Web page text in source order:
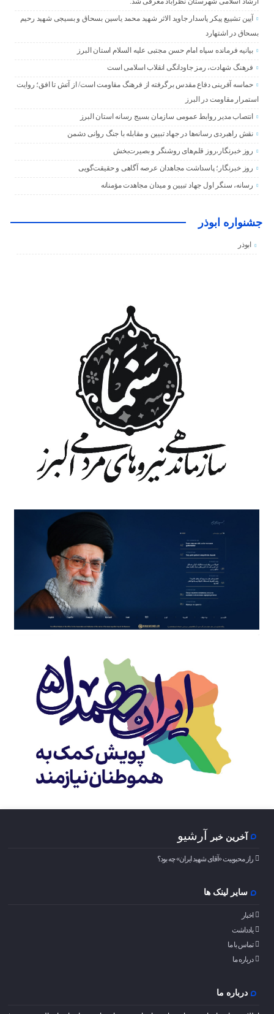
آیین تشییع پیکر پاسدار جاوید الاثر شهید محمد یاسین بسحاق و بسیجی شهید رحیم
بسحاق در اشتهارد
بیانیه فرمانده سپاه امام حسن مجتبی علیه السلام استان البرز
فرهنگ شهادت، رمز جاودانگی انقلاب اسلامی است
حماسه آفرینی دفاع مقدس برگرفته از فرهنگ مقاومت است/ از آتش تا افق؛ روایت
استمرار مقاومت در البرز
انتصاب مدیر روابط عمومی سازمان بسیج رسانه استان البرز
نقش راهبردی رسانه‌ها در جهاد تبیین و مقابله با جنگ روانی دشمن
روز خبرنگار،روز قلم‌های روشنگر و بصیرت‌بخش
روز خبرنگار؛ پاسداشت مجاهدان عرصه آگاهی و حقیقت‌گویی
رسانه، سنگر اول جهاد تبیین و میدان مجاهدت مؤمنانه
جشنواره ابوذر
ابوذر
آخرین خبر آرشیو
راز محبوبیت «آقای شهید ایران» چه بود؟
سایر لینک ها
اخبار
یادداشت
تماس با ما
درباره ما
درباره ما